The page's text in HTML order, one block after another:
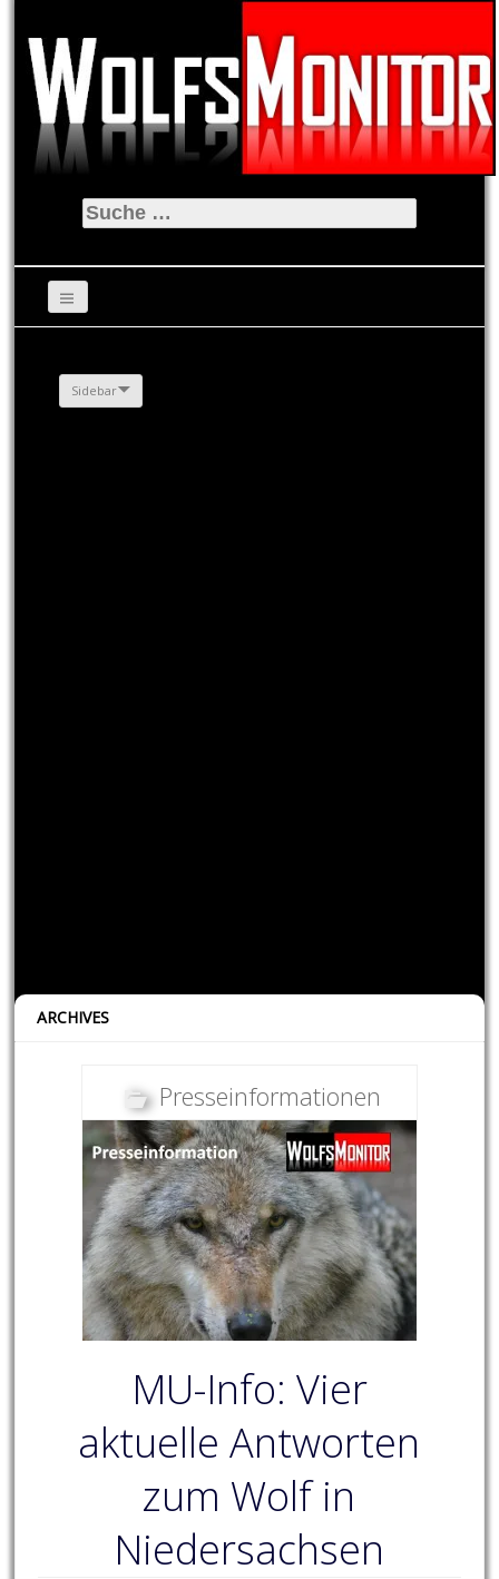
Suche
nach:
Sidebar
ARCHIVES
Presseinformationen
MU-Info: Vier
aktuelle Antworten
zum Wolf in
Niedersachsen